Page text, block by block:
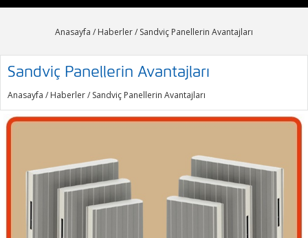
Anasayfa / Haberler/ Sandviç Panellerin Avantajları
Sandviç Panellerin Avantajları
Anasayfa / Haberler/ Sandviç Panellerin Avantajları